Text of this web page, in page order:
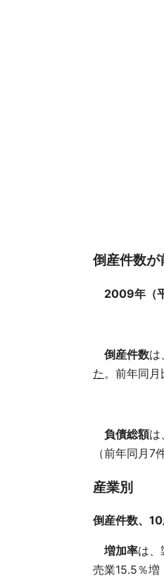
倒産件数
2009年（
倒産件数は
た。前年同
負債総額は
（前年同月7
産業別
倒産件数、
増加率は
売業15.5％